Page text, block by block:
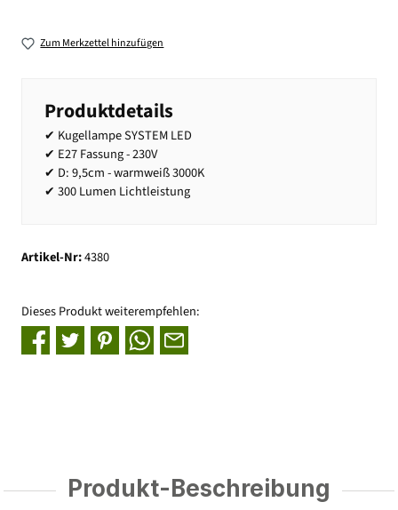
Zum Merkzettel hinzufügen
Produktdetails
✔ Kugellampe SYSTEM LED
✔ E27 Fassung - 230V
✔ D: 9,5cm - warmweiß 3000K
✔ 300 Lumen Lichtleistung
Artikel-Nr:4380
Dieses Produkt weiterempfehlen:
Produkt-Beschreibung